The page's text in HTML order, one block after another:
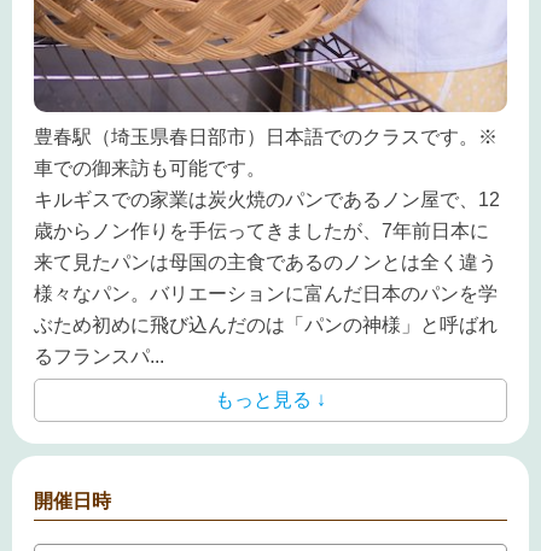
豊春駅（埼玉県春日部市）日本語でのクラスです。※
車での御来訪も可能です。
キルギスでの家業は炭火焼のパンであるノン屋で、12
歳からノン作りを手伝ってきましたが、7年前日本に
来て見たパンは母国の主食であるのノンとは全く違う
様々なパン。バリエーションに富んだ日本のパンを学
ぶため初めに飛び込んだのは「パンの神様」と呼ばれ
るフランスパ...
もっと見る ↓
開催日時